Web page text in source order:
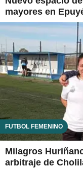
mayores en
FUTBOL FEMENINO
Milagros
arbitraje de